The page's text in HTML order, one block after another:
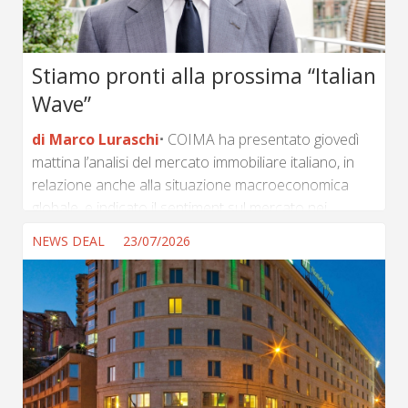
un’esperienza maturata nella gestione delle grandi
infrastrutture...
Stiamo pronti alla prossima “Italian
Wave”
di Marco Luraschi COIMA ha presentato giovedì
mattina l’analisi del mercato immobiliare italiano, in
relazione anche alla situazione macroeconomica
globale, e indicato il sentiment sul mercato nei
registrare volumi di investimento in forte crescita, ha
ulteriori potenzialità di espansione in diversi settori e
anzi “across the sectors”. Il panel di commento
tradizionale ha visto gli interventi di Komal Sri-Kumar,
President di Sri-Kumar Global Strategies, Inc., sulla
situazione economica italiana all’interno...
NEWS DEAL 23/07/2026